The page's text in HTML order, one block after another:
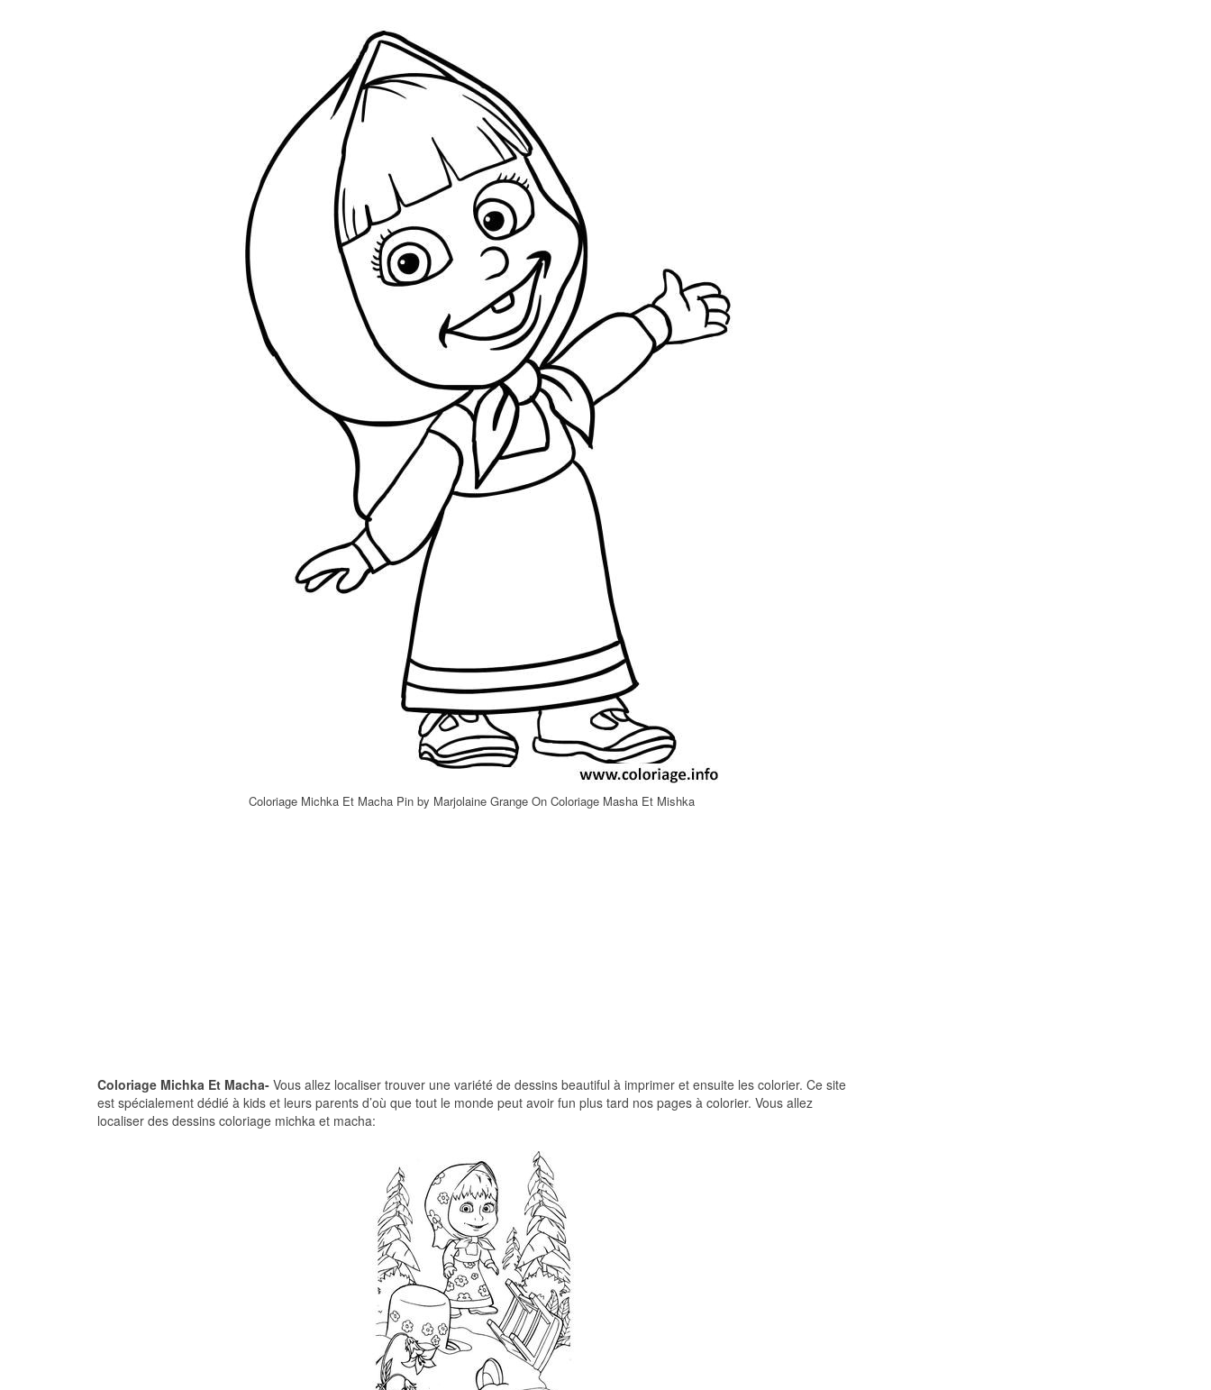
Coloriage Michka Et Macha Pin by Marjolaine Grange On Coloriage Masha Et Mishka
Coloriage Michka Et Macha- Vous allez localiser trouver une variété de dessins beautiful à imprimer et ensuite les colorier. Ce site
est spécialement dédié à kids et leurs parents d’où que tout le monde peut avoir fun plus tard nos pages à colorier. Vous allez
localiser des dessins coloriage michka et macha: